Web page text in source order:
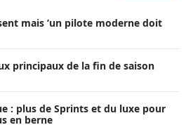
mais ’un pilote moderne doit
principaux de la fin de saison
: plus de Sprints et du luxe pour
en berne